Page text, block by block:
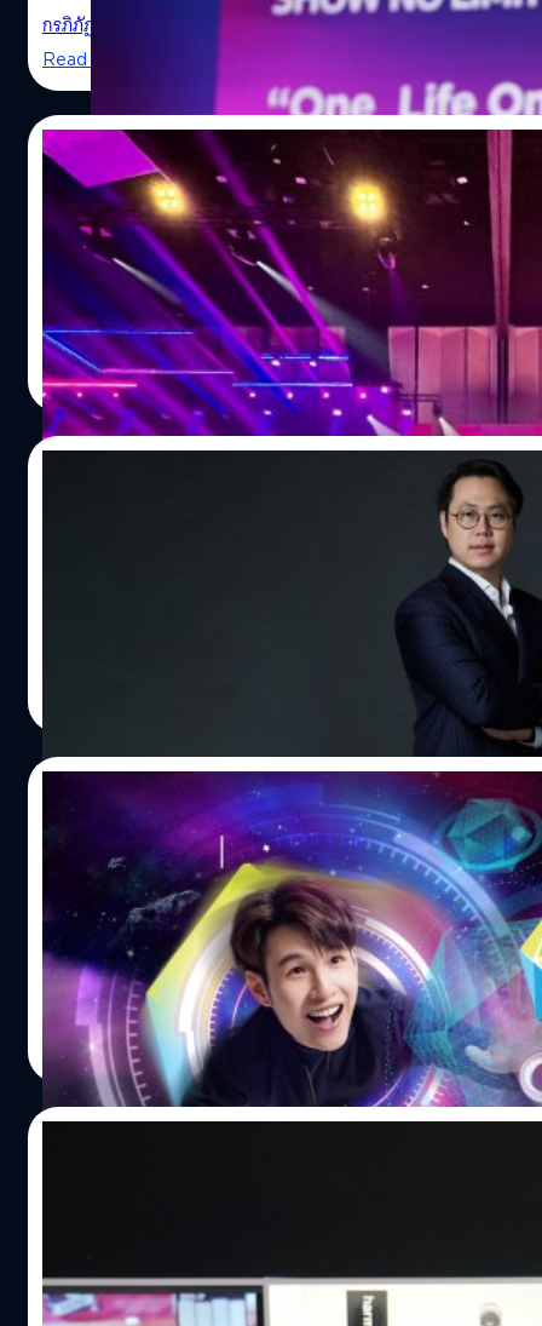
One Life One Job: 'หนุ่ย-พงศ์สุข' กับบทเรียน 22 ปีที่ไ
กรภิภัฏ อธิศอัษฎา | 1502 days ago
Read More
25/06/2022
เปิดงาน CTC 2022 จัดเต็ม Speakers ชั้นนำ
ลับมาแล้วสำหรับการจัดงาน Creative Talk Conference
ถ่ายทอดผ่านระบบปิด
พงศ์ปณต สุรเชษฐพงษ์| 1504 days ago
Read More
[สัมภาษณ์] ‘ปกรณ์ เจียมสกุลทิพย์’ ชีวิต เทคโ
ความหลงไหลในเทคโนโลยี โดยเฉพาะเทคโนโลยีด้านค
Thailand Game Show 2022: Come Back
เปิดตัวงาน Thailand Game Show 2022 มหกรรมงานเกม
ไอที ออนไลน์ สเตชั่น (Online Station) ภายใต้กลุ่มทรู ร่วม
หิรัญพฤกษ์ ประธานเจ้าหน้าที่บริหาร บริษัท โชว์ไร้ขีด จำกัด ก
วรายุทธ เชิดศรีชูเกียรติ| 1562 days ago
Read More
ประภาส อยู่เย็น| 1566 days ago